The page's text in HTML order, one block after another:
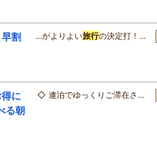
割
…がよりよい旅行の決定打！…
に
る朝
◇ 連泊でゆっくりご滞在さ…